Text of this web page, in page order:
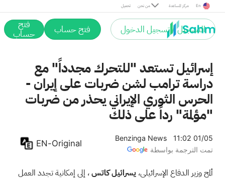
تحميل من نحن مركز المساعدة En
التسجيل / تسجيل الدخول فتح حساب فتح
حساب
إسرائيل تستعد "للتحرك مجدداً" مع
دراسة ترامب لشن ضربات على إيران -
الحرس الثوري الإيراني يحذر من ضربات
"مؤلمة" رداً على ذلك
Benzinga News
11:02 01/05
تمت الترجمة بواسطة
EN-Original
ألمح وزير الدفاع الإسرائيلي، يسرائيل كاتس، إلى إمكانية تجدد العمل